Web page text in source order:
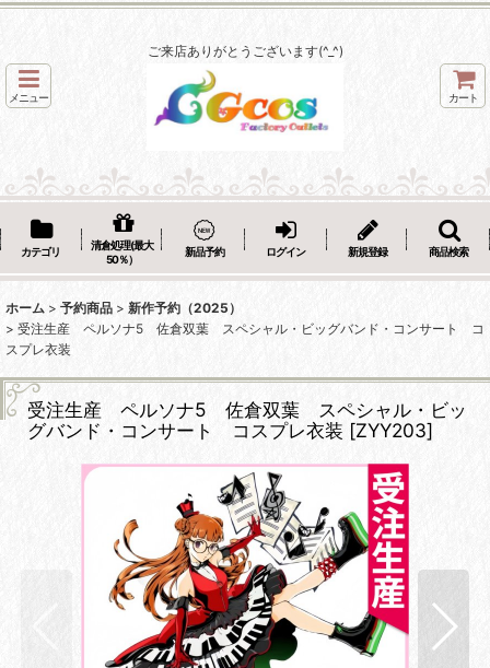
ご来店ありがとうございます(^_^)
メニュー カート
カテゴリ
清倉処理(最大
50％）
新品予約 ログイン 新規登録 商品検索
ホーム > 予約商品 > 新作予約（2025）
> 受注生産 ペルソナ5 佐倉双葉 スペシャル・ビッグバンド・コンサート コ
スプレ衣装
受注生産 ペルソナ5 佐倉双葉 スペシャル・ビッ
グバンド・コンサート コスプレ衣装 [ZYY203]